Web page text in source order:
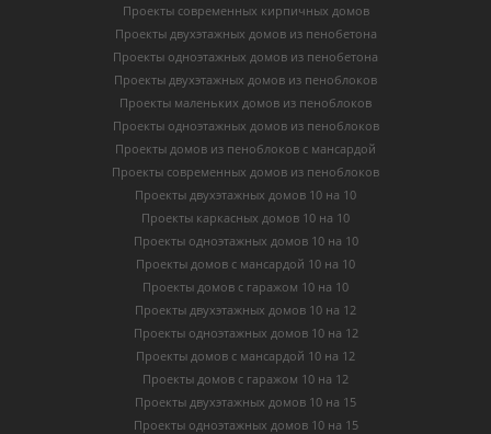
Проекты современных кирпичных домов
Проекты двухэтажных домов из пенобетона
Проекты одноэтажных домов из пенобетона
Проекты двухэтажных домов из пеноблоков
Проекты маленьких домов из пеноблоков
Проекты одноэтажных домов из пеноблоков
Проекты домов из пеноблоков с мансардой
Проекты современных домов из пеноблоков
Проекты двухэтажных домов 10 на 10
Проекты каркасных домов 10 на 10
Проекты одноэтажных домов 10 на 10
Проекты домов с мансардой 10 на 10
Проекты домов с гаражом 10 на 10
Проекты двухэтажных домов 10 на 12
Проекты одноэтажных домов 10 на 12
Проекты домов с мансардой 10 на 12
Проекты домов с гаражом 10 на 12
Проекты двухэтажных домов 10 на 15
Проекты одноэтажных домов 10 на 15